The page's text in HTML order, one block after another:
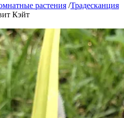
растения /Традесканция
Кэйт